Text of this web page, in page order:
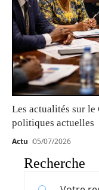
Les actualités sur le
politiques actuelles
Actu 05/07/2026
Recherche